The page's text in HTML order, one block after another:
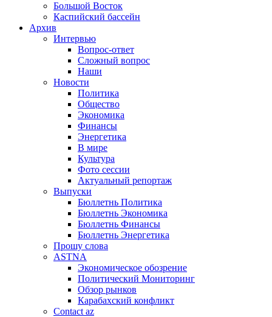
Большой Восток
Каспийский бассейн
Архив
Интервью
Вопрос-ответ
Сложный вопрос
Наши
Новости
Политика
Общество
Экономика
Финансы
Энергетика
В мире
Культура
Фото сессии
Актуальный репортаж
Выпуски
Бюллетнь Политика
Бюллетнь Экономика
Бюллетнь Финансы
Бюллетнь Энергетика
Прошу слова
ASTNA
Экономическое обозрение
Политический Мониторинг
Обзор рынков
Карабахский конфликт
Contact az